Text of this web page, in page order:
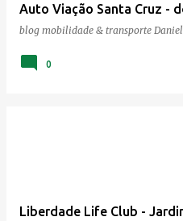
Auto Viação Santa Cruz -
blog mobilidade & transporte
0
Liberdade Life Club -